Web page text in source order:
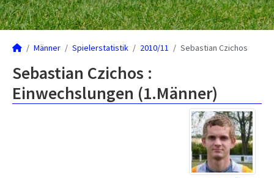
Männer Spielerstatistik 2010/11 Sebastian Czichos
Sebastian Czichos :
Einwechslungen (1.Männer)